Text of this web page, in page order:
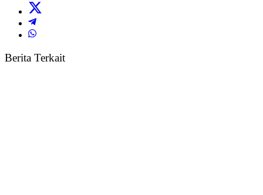
Berita Terkait